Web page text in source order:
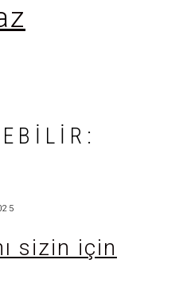
sizin için